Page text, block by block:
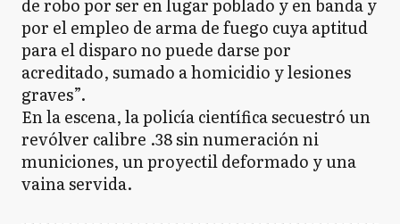
de robo por ser en lugar poblado y en banda y
por el empleo de arma de fuego cuya aptitud
para el disparo no puede darse por
acreditado, sumado a homicidio y lesiones
graves”.
En la escena, la policía científica secuestró un
revólver calibre .38 sin numeración ni
municiones, un proyectil deformado y una
vaina servida.